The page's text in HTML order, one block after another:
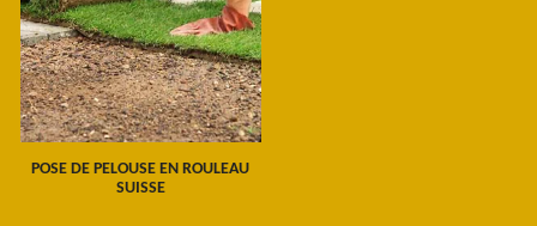
POSE DE PELOUSE EN ROULEAU
SUISSE